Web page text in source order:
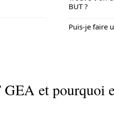
BUT ?
Puis-je faire
GEA et pourquoi